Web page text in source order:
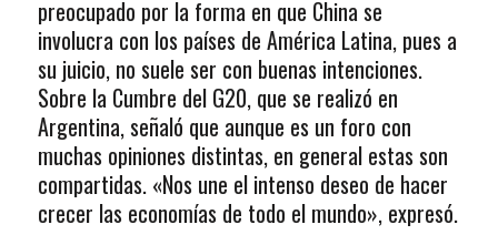
preocupado por la forma en que China se
involucra con los países de América Latina, pues a
su juicio, no suele ser con buenas intenciones.
Sobre la Cumbre del G20, que se realizó en
Argentina, señaló que aunque es un foro con
muchas opiniones distintas, en general estas son
compartidas. «Nos une el intenso deseo de hacer
crecer las economías de todo el mundo», expresó.